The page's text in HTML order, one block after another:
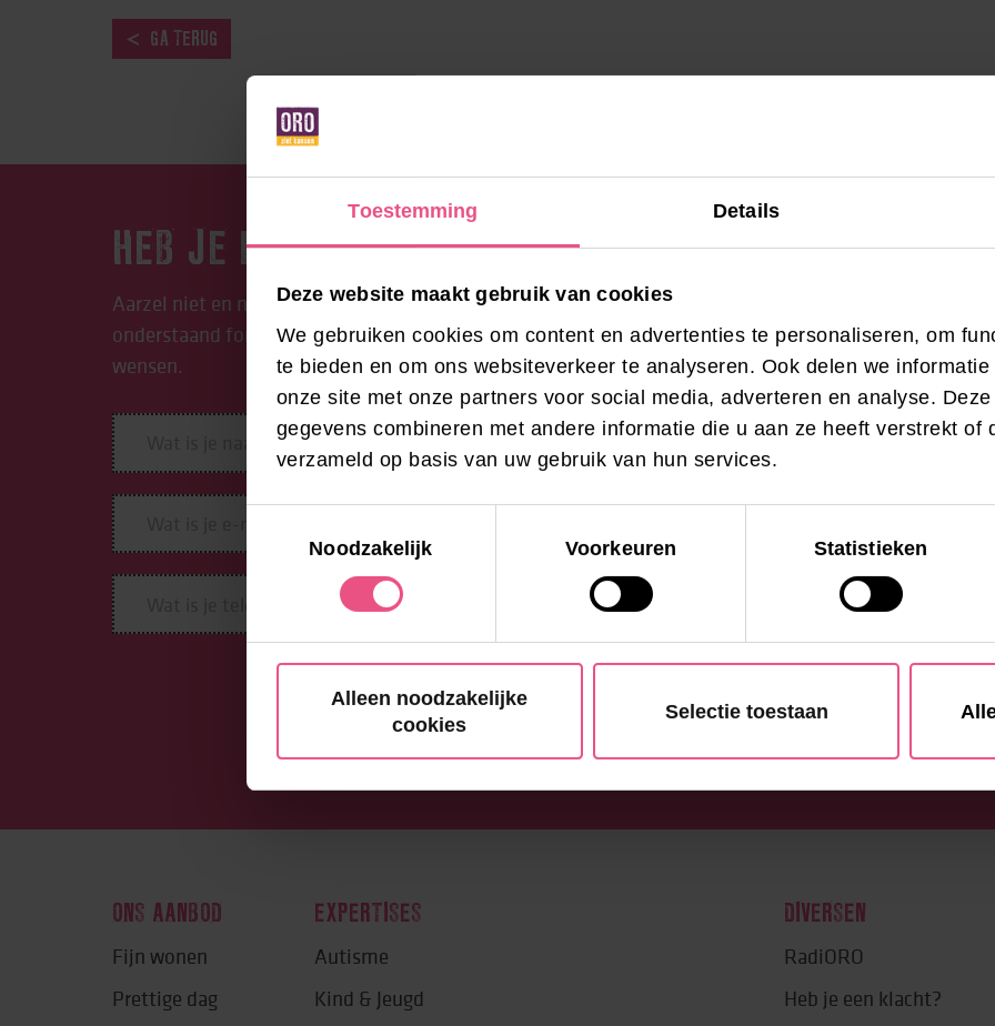
Toestemming Details
Deze website maakt gebruik van cookies
We gebruiken cookies om content en advertenties te personaliseren, om
te bieden en om ons websiteverkeer te analyseren. Ook delen we
onze site met onze partners voor social media, adverteren en analyse.
gegevens combineren met andere informatie die u aan ze heeft verstrekt of
verzameld op basis van uw gebruik van hun services.
Noodzakelijk
Voorkeuren Statistieken
Alleen noodzakelijke
cookies
Selectie toestaan
GA TERUG
HEB JE EEN VRAAG?
Aarzel niet en neem contact op met ORO. Bel:0492 - 53 00 53of vul
onderstaand formulier in. We begeleiden je graag bij jouw vragen en
wensen.
ONS AANBOD
Fijn wonen
Prettige dag
EXPERTISES
Autisme
Kind & Jeugd
DIVERSEN
RadiORO
Heb je een klacht?